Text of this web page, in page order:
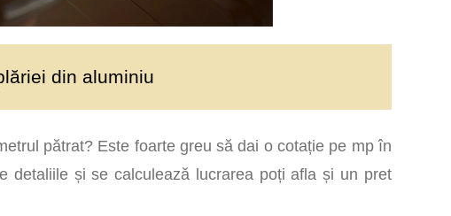
din aluminiu
pătrat? Este foarte greu să dai o cotație pe mp în
detaliile și se calculează lucrarea poți afla și un pret